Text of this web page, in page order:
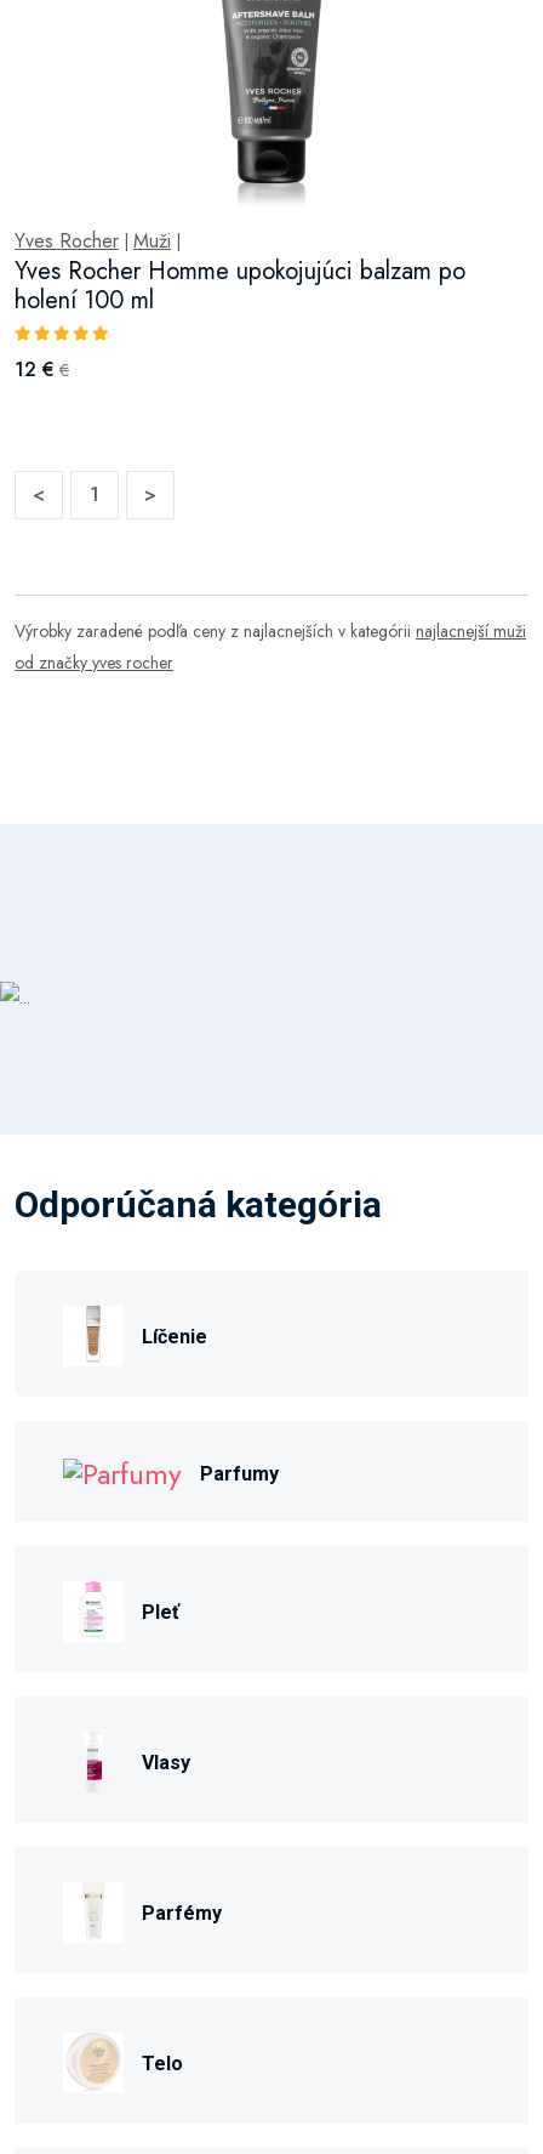
Yves Rocher Muži
Yves Rocher Homme upokojujúci balzam po
holení 100 ml
12 € €
< 1 >
Výrobky zaradené podľa ceny z najlacnejších v kategórii najlacnejší muži
od značky yves rocher
Odporúčaná kategória
Líčenie
Parfumy
Pleť
Vlasy
Parfémy
Telo